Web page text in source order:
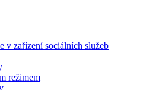
v zařízení sociálních služeb
režimem